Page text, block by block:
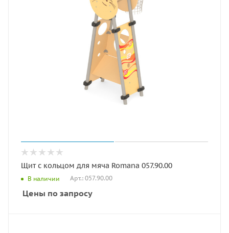
Щит с кольцом для мяча Romana 057.90.00
В наличии Арт.: 057.90.00
Цены по запросу